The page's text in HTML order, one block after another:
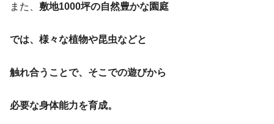
また、 敷地1000坪の自然豊かな園庭
では、様々な植物や昆虫などと
触れ合うことで、そこでの遊びから
必要な身体能力を育成。